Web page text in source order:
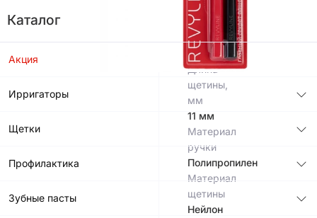
Каталог
Акция
Ирригаторы
Щетки
Профилактика
Зубные пасты
щетины,
мм
0,1 мм
ручки,
см
16,5
см
Длина
щетины,
мм
11 мм
Материал
ручки
Полипропилен
Материал
щетины
Нейлон